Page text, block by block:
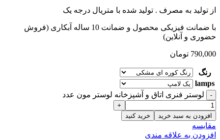
از تولید به مصرف . تولید شده با متریال درجه یک
با ضمانت فیزیکی محصول و ضمانت 10 ساله آبکاری (فروش
حضوری و آنلاین)
790,000 تومان
رنگ
lamps
لوستر فنری اتاق و آشپزخانه لوستر مون عدد
افزودن به سبد خرید خرید کنید
مقایسه
افزودن به علاقه مندی